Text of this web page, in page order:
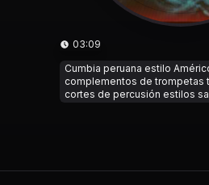
03:09
Cumbia peruana estilo
complementos de trompetas
cortes de percusión estilos